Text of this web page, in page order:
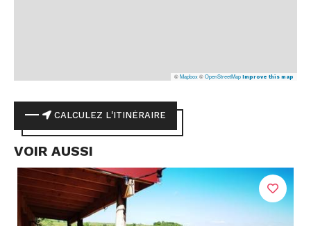
©Mapbox©OpenStreetMap Improve this map
CALCULEZ L'ITINÉRAIRE
VOIR AUSSI